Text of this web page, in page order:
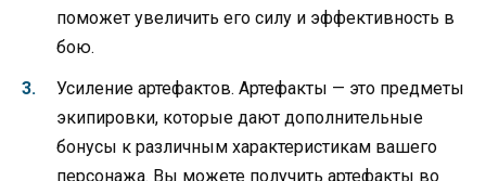
поможет увеличить его силу и эффективность в
бою.
Усиление артефактов. Артефакты — это предметы
экипировки, которые дают дополнительные
бонусы к различным характеристикам вашего
персонажа. Вы можете получить артефакты во